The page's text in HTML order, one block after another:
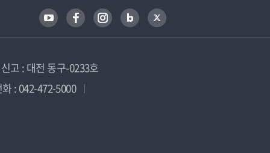
고 : 대전 동구-0233호
: 042-472-5000